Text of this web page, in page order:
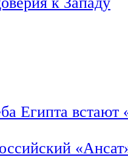
Египта встают